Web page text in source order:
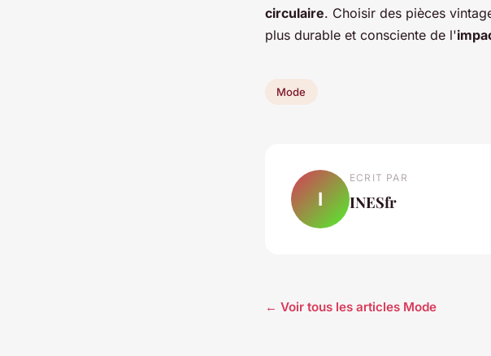
circulaire. Choisir des pièces
plus durable et consciente de l'
Mode
I
ECRIT PAR
INESfr
← Voir tous les articles Mode